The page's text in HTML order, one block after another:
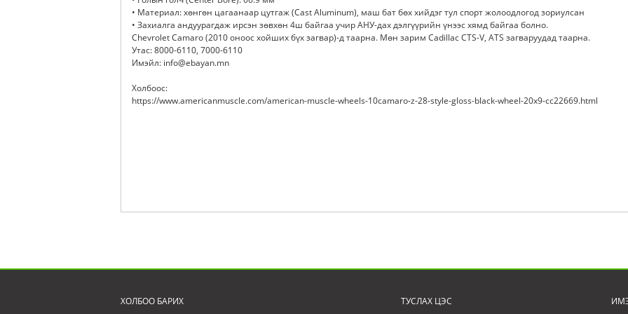
• Материал: хөнгөн цагаанаар цутгаж (Cast Aluminum), маш бат бөх хийдэг тул спорт жолоодлогод зориулсан
• Захиалга андуурагдаж ирсэн зөвхөн 4ш байгаа учир АНУ-дах дэлгүүрийн үнээс хямд байгаа болно.
Chevrolet Camaro (2010 оноос хойших бүх загвар)-д таарна. Мөн зарим Cadillac CTS-V, ATS загваруудад таарна.
Утас: 8000-6110, 7000-6110
Имэйл: info@ebayan.mn
Холбоос:
https://www.americanmuscle.com/american-muscle-wheels-10camaro-z-28-style-gloss-black-wheel-20x9-cc22669.html
ХОЛБОО БАРИХ ТУСЛАХ ЦЭС